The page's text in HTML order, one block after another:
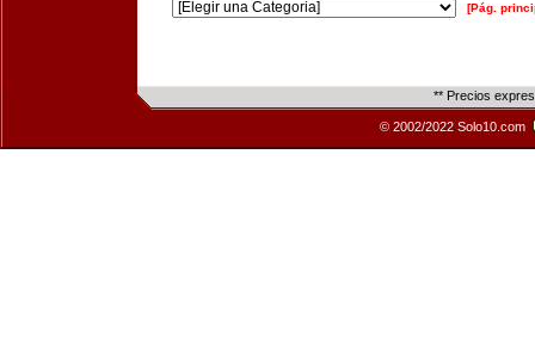
[Pág.
** Precios
© 2002/2022 Solo10.com